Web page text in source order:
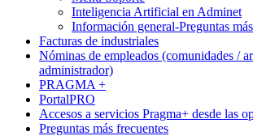
Inteligencia Artificial en Adminet
Información general-Preguntas
Facturas de industriales
Nóminas de empleados (comunidades /
administrador)
PRAGMA +
PortalPRO
Accesos a servicios Pragma+ desde las
Preguntas más frecuentes